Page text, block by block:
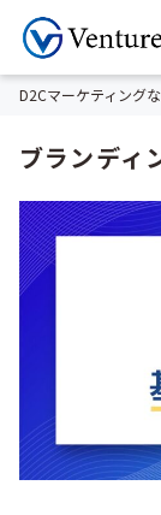
D2Cマーケティング
ブランディ